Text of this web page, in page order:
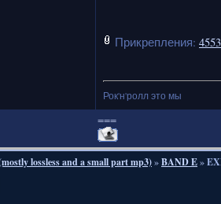
Прикрепления:
Рок'н'ролл это мы
===
lossless and a small part mp3)»BAND E»